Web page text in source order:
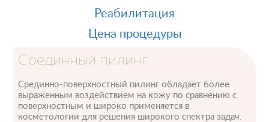
Реабилитация
Цена процедуры
Срединный пилинг
Срединно-поверхностный пилинг обладает более
выраженным воздействием на кожу по сравнению с
поверхностным и широко применяется в
косметологии для решения широкого спектра задач.